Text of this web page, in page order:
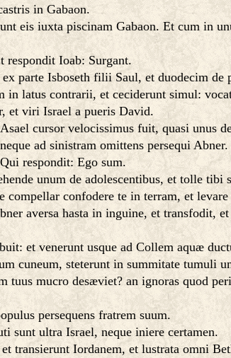
in Gabaon.
eis iuxta piscinam Gabaon. Et cum in
Ioab: Surgant.
parte Isboseth filii Saul, et duodecim de
latus contrarii, et ceciderunt simul:
et viri Israel a pueris David.
cursor velocissimus fuit, quasi unus
ad sinistram omittens persequi Abner.
respondit: Ego sum.
unum de adolescentibus, et tolle
confodere te in terram, et
aversa hasta in inguine, et transfodit,
et venerunt usque ad Collem aquæ
cuneum, steterunt in summitate tumuli
mucro desæviet? an ignoras quod
persequens fratrem suum.
sunt ultra Israel, neque iniere certamen.
Iordanem, et lustrata omni